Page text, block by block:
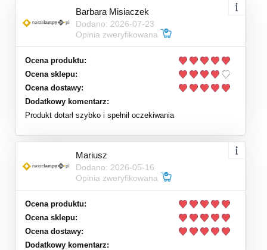
Barbara Misiaczek
Dodano: 2026-07-23
Opinia zweryfikowana
Ocena produktu:
Ocena sklepu:
Ocena dostawy:
Dodatkowy komentarz:
Produkt dotarł szybko i spełnił oczekiwania
Mariusz
Dodano: 2026-05-16
Opinia zweryfikowana
Ocena produktu:
Ocena sklepu:
Ocena dostawy:
Dodatkowy komentarz: